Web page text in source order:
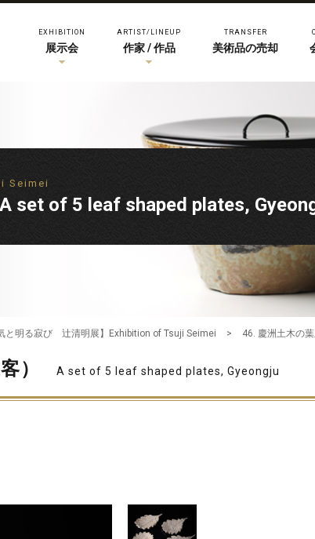
EXHIBITION
展示会
ARTIST/LINEUP
作家 / 作品
TRANSFER
美術品の売却
Seimei
set of 5 leaf shaped plates,
気と明る寂び 辻清明展】Exhibition of Tsuji Seimei > 46. 慶洲土木の
） A set of 5 leaf shaped plates, Gyeongju